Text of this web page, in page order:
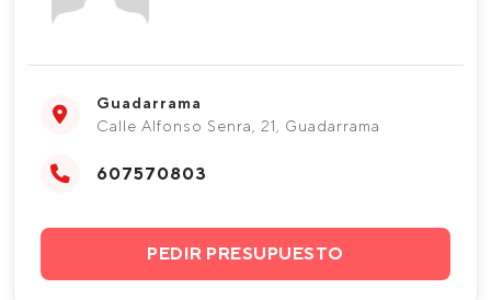
Guadarrama
Calle Alfonso Senra, 21, Guadarrama
607570803
PEDIR PRESUPUESTO